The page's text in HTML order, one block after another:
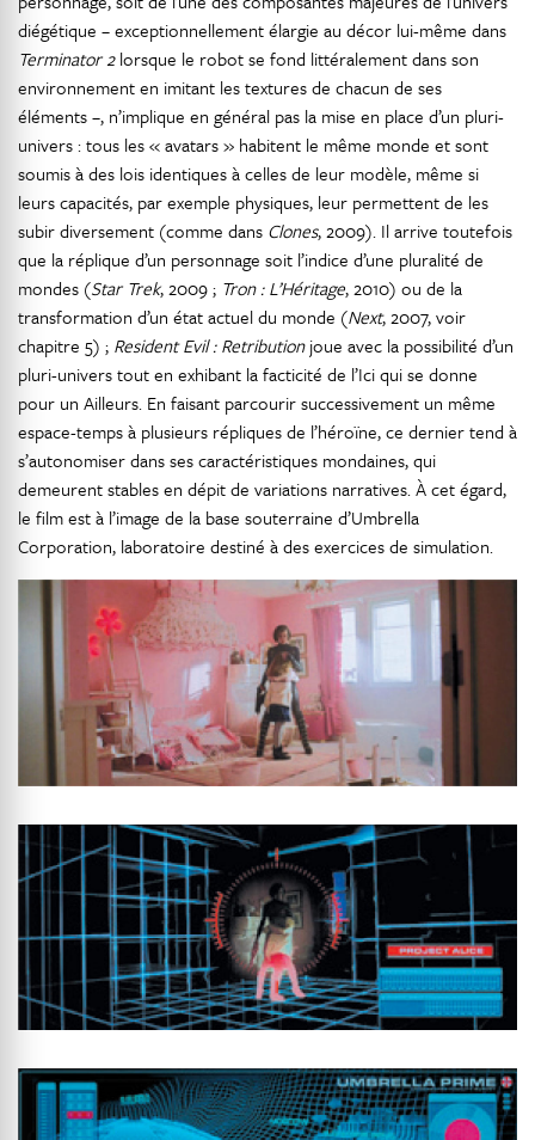
diégétique – exceptionnellement élargie au décor lui-même dans
Terminator 2lorsque le robot se fond littéralement dans son
environnement en imitant les textures de chacun de ses
éléments –, n’implique en général pas la mise en place d’un pluri-
univers : tous les « avatars » habitent le même monde et sont
soumis à des lois identiques à celles de leur modèle, même si
leurs capacités, par exemple physiques, leur permettent de les
subir diversement (comme dans Clones, 2009). Il arrive toutefois
que la réplique d’un personnage soit l’indice d’une pluralité de
mondes (Star Trek, 2009 ; Tron : L’Héritage, 2010) ou de la
transformation d’un état actuel du monde (Next, 2007, voir
chapitre 5) ; Resident Evil : Retributionjoue avec la possibilité d’un
pluri-univers tout en exhibant la facticité de l’Ici qui se donne
pour un Ailleurs. En faisant parcourir successivement un même
espace-temps à plusieurs répliques de l’héroïne, ce dernier tend à
s’autonomiser dans ses caractéristiques mondaines, qui
demeurent stables en dépit de variations narratives. À cet égard,
le film est à l’image de la base souterraine d’Umbrella
Corporation, laboratoire destiné à des exercices de simulation.